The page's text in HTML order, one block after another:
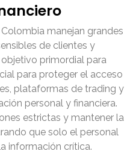
manejan grandes
de clientes y
primordial para
para proteger el acceso
plataformas de trading y
personal y financiera.
estrictas y mantener la
que solo el personal
información crítica.